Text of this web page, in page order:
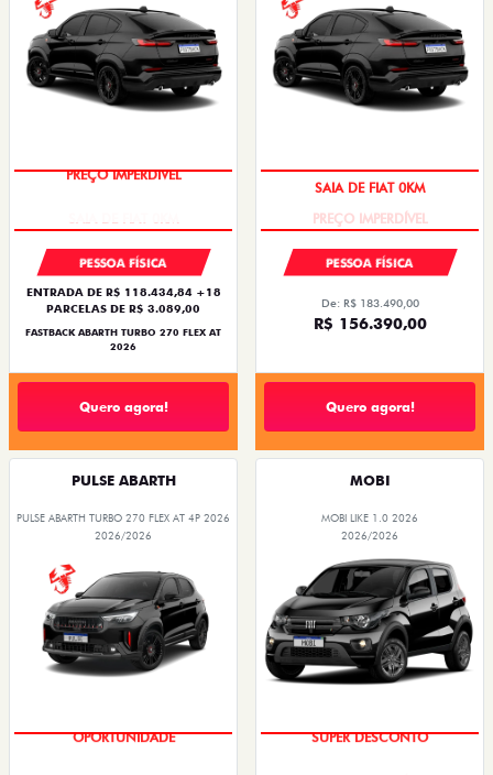
PREÇO IMPERDÍVEL
PESSOA FÍSICA
ENTRADA DE R$ 118.434,84 +18
PARCELAS DE R$ 3.089,00
FASTBACK ABARTH TURBO 270 FLEX AT
2026
Quero agora!
SAIA DE FIAT 0KM
PESSOA FÍSICA
De: R$ 183.490,00
R$ 156.390,00
Quero agora!
PULSE ABARTH
PULSE ABARTH TURBO 270 FLEX AT 4P 2026
2026/2026
OPORTUNIDADE
MOBI
MOBI LIKE 1.0 2026
2026/2026
SUPER DESCONTO